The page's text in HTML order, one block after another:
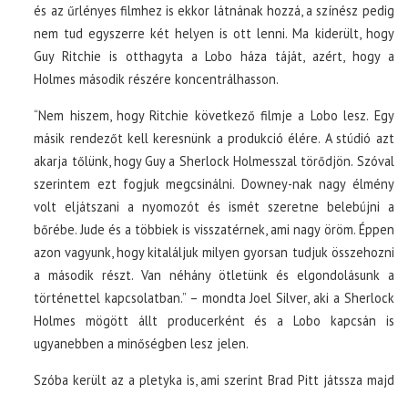
és az űrlényes filmhez is ekkor látnának hozzá, a színész pedig
nem tud egyszerre két helyen is ott lenni. Ma kiderült, hogy
Guy Ritchie is otthagyta a Lobo háza táját, azért, hogy a
Holmes második részére koncentrálhasson.
“Nem hiszem, hogy Ritchie következő filmje a Lobo lesz. Egy
másik rendezőt kell keresnünk a produkció élére. A stúdió azt
akarja tőlünk, hogy Guy a Sherlock Holmesszal törődjön. Szóval
szerintem ezt fogjuk megcsinálni. Downey-nak nagy élmény
volt eljátszani a nyomozót és ismét szeretne belebújni a
bőrébe. Jude és a többiek is visszatérnek, ami nagy öröm. Éppen
azon vagyunk, hogy kitaláljuk milyen gyorsan tudjuk összehozni
a második részt. Van néhány ötletünk és elgondolásunk a
történettel kapcsolatban.” – mondta Joel Silver, aki a Sherlock
Holmes mögött állt producerként és a Lobo kapcsán is
ugyanebben a minőségben lesz jelen.
Szóba került az a pletyka is, ami szerint Brad Pitt játssza majd